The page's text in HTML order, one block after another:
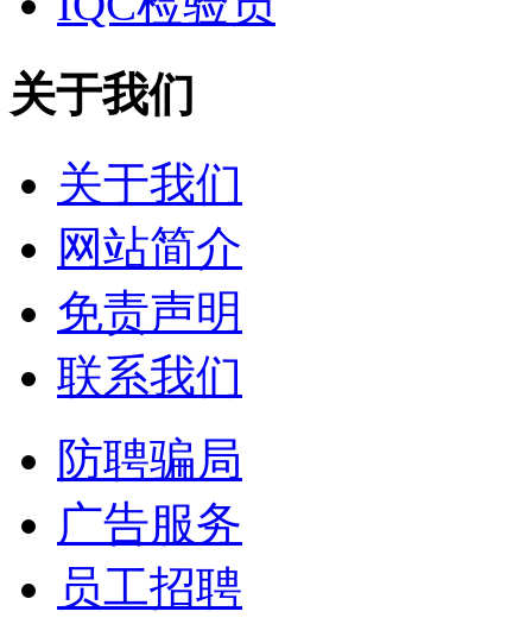
关于我们
关于我们
网站简介
免责声明
联系我们
防聘骗局
广告服务
员工招聘